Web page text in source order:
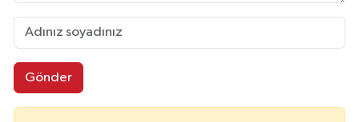
Gönder